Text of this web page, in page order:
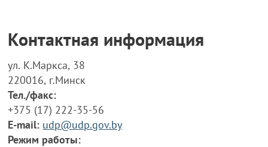
Контактная информация
ул. К.Маркса, 38
220016, г.Минск
Тел./факс:
+375 (17) 222-35-56
E-mail: udp@udp.gov.by
Режим работы: